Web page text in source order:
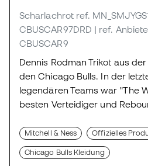
Scharlachrot ref.
CBUSCAR97DRD | ref.
CBUSCAR9
Dennis Rodman Trikot aus
den Chicago Bulls. In der
legendären Teams war "The
besten Verteidiger und
Mitchell & Ness Offizielles
Chicago Bulls Kleidung